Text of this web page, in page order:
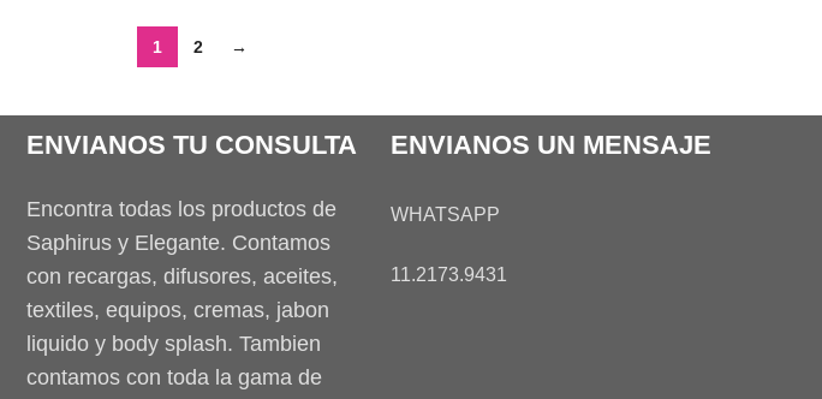
1 2 →
ENVIANOS TU CONSULTA
Encontra todas los productos de
Saphirus y Elegante. Contamos
con recargas, difusores, aceites,
textiles, equipos, cremas, jabon
liquido y body splash. Tambien
contamos con toda la gama de
ENVIANOS UN MENSAJE
WHATSAPP
11.2173.9431